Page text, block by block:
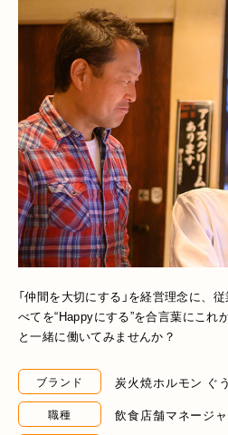
「仲間を大切にする」を経営理念に、
べてを“Happyにする”を合言葉にこれ
と一緒に働いてみませんか？
ブランド 炭火焼ホルモン ぐう
職種 飲食店舗マネージ